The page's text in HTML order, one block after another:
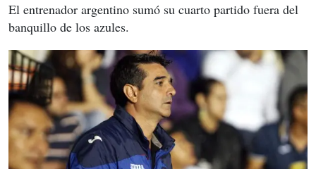
El entrenador argentino sumó su cuarto partido fuera del
banquillo de los azules.